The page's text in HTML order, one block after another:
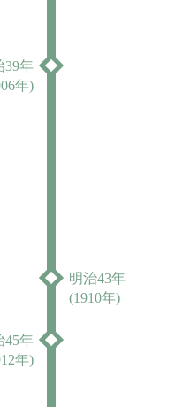
39年
年)
明治43年
(1910年)
45年
年)